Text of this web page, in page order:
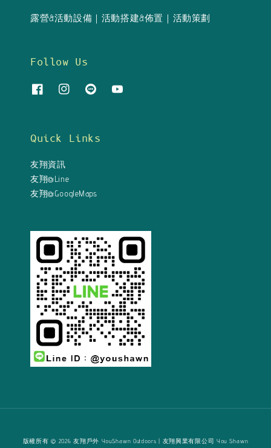
露營&活動設備｜活動搭建&佈置｜活動策劃
Follow Us
Quick Links
友翔資訊
友翔@Line
友翔@GoogleMaps
版權所有 © 2026 友翔戶外 YouShawn Outdoors | 友翔興業有限公司 You Shawn